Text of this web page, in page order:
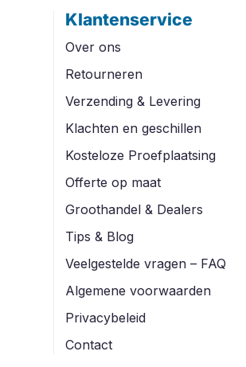
Klantenservice
Over ons
Retourneren
Verzending & Levering
Klachten en geschillen
Kosteloze Proefplaatsing
Offerte op maat
Groothandel & Dealers
Tips & Blog
Veelgestelde vragen – FAQ
Algemene voorwaarden
Privacybeleid
Contact